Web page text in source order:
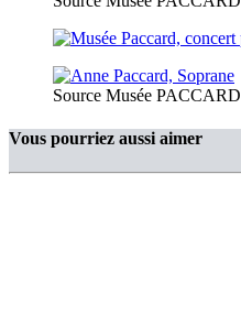
Source Musée PACCARD
Vous pourriez aussi aimer